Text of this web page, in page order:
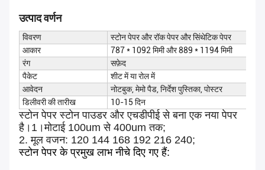
उत्पाद वर्णन
विवरण
स्टोन पेपर और रॉक पेपर और सिंथेटिक पेपर
आकार
787 * 1092 मिमी और 889 * 1194 मिमी
रंग
सफ़ेद
पैकेट
शीट में या रोल में
आवेदन
नोटबुक, मेमो पैड, निर्देश पुस्तिका, पोस्टर
डिलीवरी की तारीख
10-15 दिन
स्टोन पेपर स्टोन पाउडर और एचडीपीई से बना एक नया पेपर
है।1।मोटाई 100um से 400um तक;
2. मूल वजन: 120 144 168 192 216 240;
स्टोन पेपर के प्रमुख लाभ नीचे दिए गए हैं: